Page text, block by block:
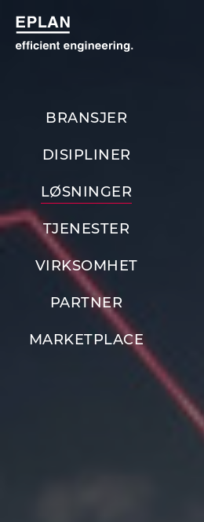
BRANSJER
DISIPLINER
LØSNINGER
TJENESTER
VIRKSOMHET
PARTNER
MARKETPLACE